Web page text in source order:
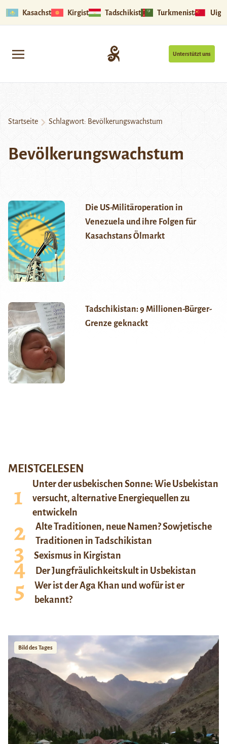
Kasachstan Kirgistan Tadschikistan Turkmenistan
Unterstützt uns
Startseite Schlagwort: Bevölkerungswachstum
Bevölkerungswachstum
Die US-Militäroperation in
Venezuela und ihre Folgen für
Kasachstans Ölmarkt
Tadschikistan: 9 Millionen-Bürger-
Grenze geknackt
MEISTGELESEN
Unter der usbekischen Sonne: Wie Usbekistan
versucht, alternative Energiequellen zu
entwickeln
Alte Traditionen, neue Namen? Sowjetische
Traditionen in Tadschikistan
Sexismus in Kirgistan
Der Jungfräulichkeitskult in Usbekistan
Wer ist der Aga Khan und wofür ist er
bekannt?
Bild des Tages